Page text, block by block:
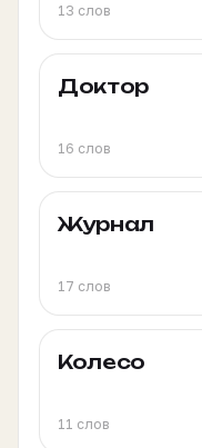
13 слов
Доктор
16 слов
Журнал
17 слов
Колесо
11 слов